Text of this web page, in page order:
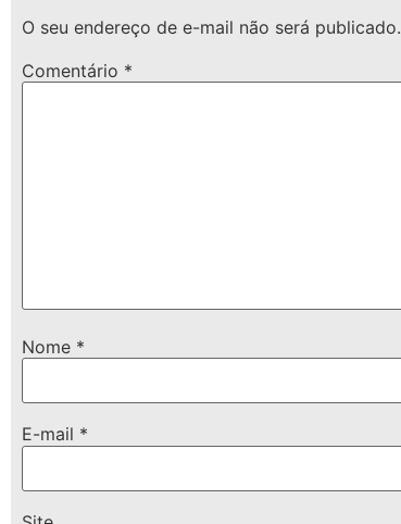
O seu endereço de e-mail não será publicado.
Comentário *
Nome *
E-mail *